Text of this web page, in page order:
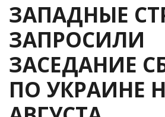
ЗАПАДНЫЕ
ЗАПРОСИЛИ
ЗАСЕДАНИЕ
ПО УКРАИНЕ